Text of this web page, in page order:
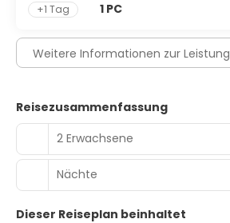
+1 Tag
1 PC
Weitere Informationen zur Leistung
Reisezusammenfassung
2 Erwachsene
Nächte
Dieser Reiseplan beinhaltet